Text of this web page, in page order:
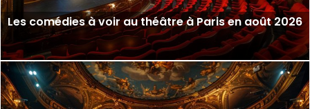
Les comédies à voir au théâtre à Paris en août 2026